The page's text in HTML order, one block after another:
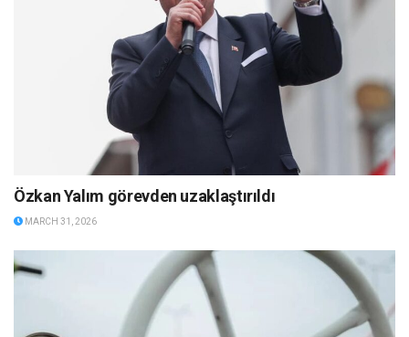
Özkan Yalım görevden uzaklaştırıldı
MARCH 31, 2026